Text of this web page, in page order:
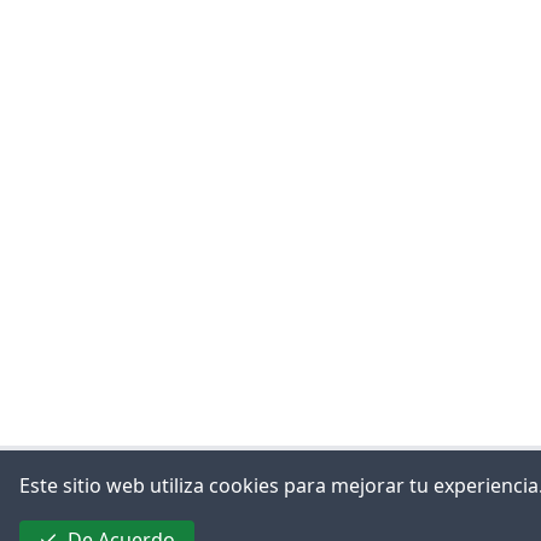
Este sitio web utiliza cookies para mejorar tu